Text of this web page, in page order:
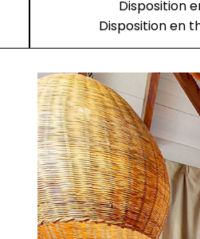
Disposition
Disposition en